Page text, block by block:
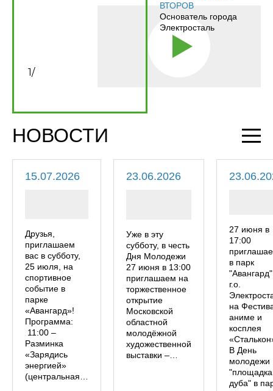
ВТОРОВ
Основатель города
Электросталь
1/
НОВОСТИ
15.07.2026
Друзья,
приглашаем
вас в субботу,
25 июля, на
спортивное
событие в
парке
«Авангард»!
Программа:
11:00 –
Разминка
«Зарядись
энергией»
(центральная…
23.06.2026
Уже в эту
субботу, в честь
Дня Молодежи
27 июня в 13:00
приглашаем на
торжественное
открытие
Московской
областной
молодёжной
художественной
выставки –…
27 июня в
17:00
в парк
"Авангард"
г.о.
на
аниме и
косплея
В День
молодежи
дуба" в